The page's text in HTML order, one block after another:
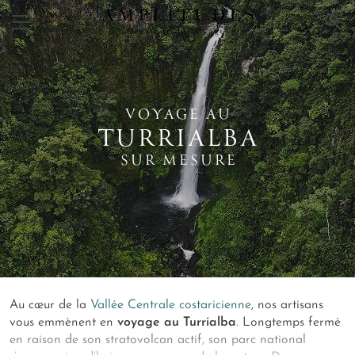
×
VOYAGE AU
TURRIALBA
SUR MESURE
Au cœur de la Vallée Centrale costaricienne, nos artisans
vous emmènent en voyage au Turrialba. Longtemps fermé
en raison de son stratovolcan actif, son parc national